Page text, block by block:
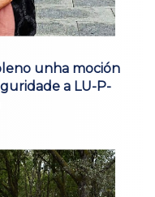
unha moción
a LU-P-